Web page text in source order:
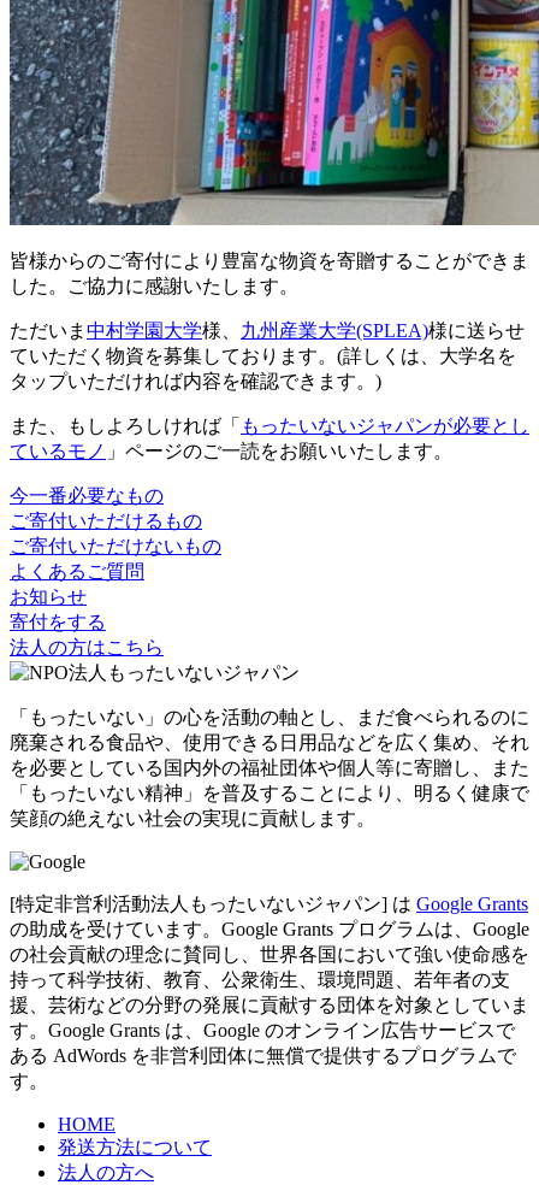
皆様からのご寄付により豊富な物資を寄贈することができま
した。ご協力に感謝いたします。
ただいま 中村学園大学様、 九州産業大学(SPLEA)様に送らせ
ていただく物資を募集しております。(詳しくは、大学名を
タップいただければ内容を確認できます。)
また、もしよろしければ「 もったいないジャパンが必要とし
ているモノ 」ページのご一読をお願いいたします。
今一番必要なもの
ご寄付いただけるもの
ご寄付いただけないもの
よくあるご質問
お知らせ
寄付をする
法人の方はこちら
「もったいない」の心を活動の軸とし、まだ食べられるのに
廃棄される食品や、使用できる日用品などを広く集め、それ
を必要としている国内外の福祉団体や個人等に寄贈し、また
「もったいない精神」を普及することにより、明るく健康で
笑顔の絶えない社会の実現に貢献します。
[特定非営利活動法人もったいないジャパン] は Google Grants
の助成を受けています。Google Grants プログラムは、Google
の社会貢献の理念に賛同し、世界各国において強い使命感を
持って科学技術、教育、公衆衛生、環境問題、若年者の支
援、芸術などの分野の発展に貢献する団体を対象としていま
す。Google Grants は、Google のオンライン広告サービスで
ある AdWords を非営利団体に無償で提供するプログラムで
す。
HOME
発送方法について
法人の方へ